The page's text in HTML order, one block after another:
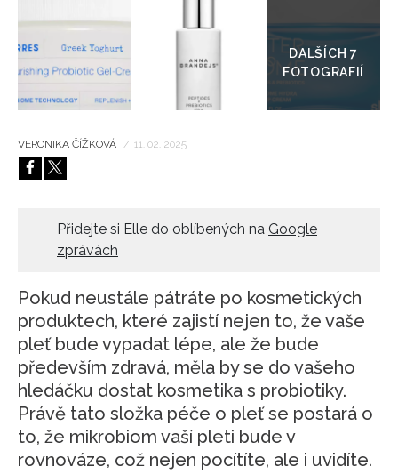
do
galerie
VERONIKA ČÍŽKOVÁ / 11. 02. 2025
Přidejte si Elle do oblíbených na Google
zprávách
Pokud neustále pátráte po kosmetických
produktech, které zajistí nejen to, že vaše
pleť bude vypadat lépe, ale že bude
především zdravá, měla by se do vašeho
hledáčku dostat kosmetika s probiotiky.
Právě tato složka péče o pleť se postará o
to, že mikrobiom vaší pleti bude v
rovnováze, což nejen pocítíte, ale i uvidíte.